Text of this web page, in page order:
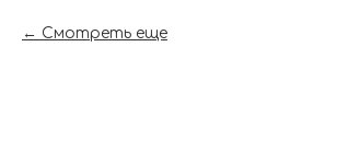
Смотреть еще